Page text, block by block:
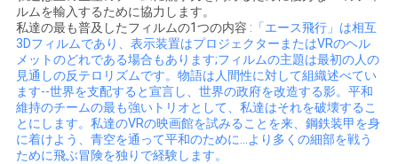
ルムを輸入するために協力します。
私達の最も普及したフィルムの1つの内容 :「エース飛行」は相互
3Dフィルムであり、表示装置はプロジェクターまたはVRのヘル
メットのどれである場合もあります;フィルムの主題は最初の人の
見通しの反テロリズムです。物語は人間性に対して組織述べてい
ます--世界を支配すると宣言し、世界の政府を改造する影。平和
維持のチームの最も強いトリオとして、私達はそれを破壊するこ
とにします。私達のVRの映画館を試みることを来、鋼鉄装甲を身
に着けよう、青空を通って平和のために…より多くの細部を戦う
ために飛ぶ冒険を独りで経験します。